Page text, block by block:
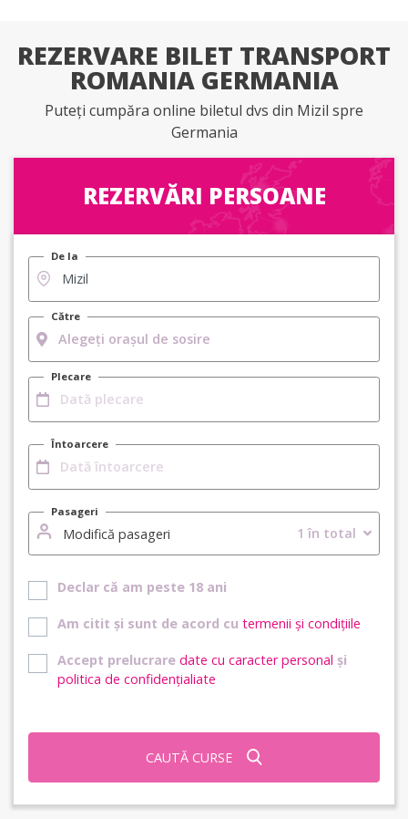
REZERVARE BILET TRANSPORT
ROMANIA GERMANIA
Puteți cumpăra online biletul dvs din Mizil spre
Germania
REZERVĂRI PERSOANE
De la
Către
Plecare
Întoarcere
Pasageri
Modifică pasageri 1 în total
Declar că am peste 18 ani
Am citit și sunt de acord cu termenii și condițiile
Accept prelucrare date cu caracter personal și
politica de confidențialiate
CAUTĂ CURSE